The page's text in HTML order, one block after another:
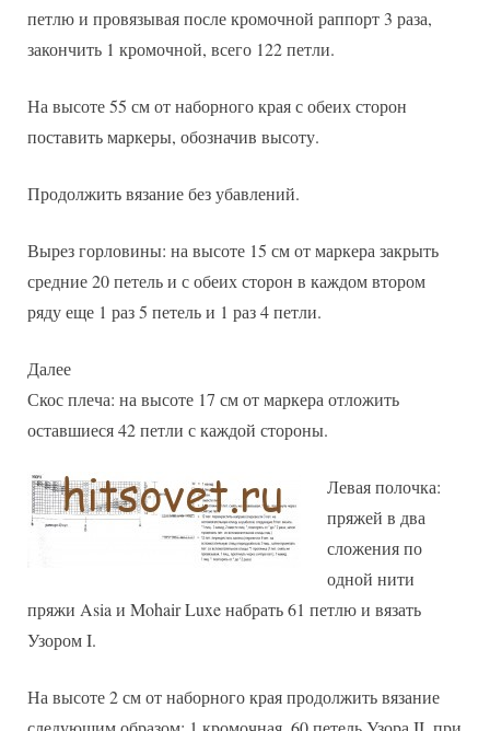
петлю и провязывая после кромочной раппорт 3 раза,
закончить 1 кромочной, всего 122 петли.
На высоте 55 см от наборного края с обеих сторон
поставить маркеры, обозначив высоту.
Продолжить вязание без убавлений.
Вырез горловины: на высоте 15 см от маркера закрыть
средние 20 петель и с обеих сторон в каждом втором
ряду еще 1 раз 5 петель и 1 раз 4 петли.
Далее
Скос плеча: на высоте 17 см от маркера отложить
оставшиеся 42 петли с каждой стороны.
Левая полочка:
пряжей в два
сложения по
одной нити
пряжи Asia и Mohair Luxe набрать 61 петлю и вязать
Узором I.
На высоте 2 см от наборного края продолжить вязание